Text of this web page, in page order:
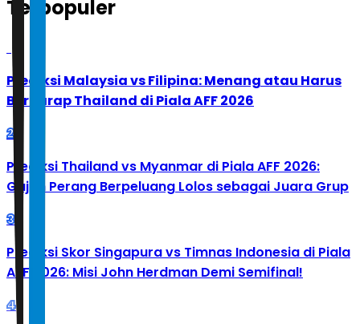
Terpopuler
Prediksi Malaysia vs Filipina: Menang atau Harus
Berharap Thailand di Piala AFF 2026
2
Prediksi Thailand vs Myanmar di Piala AFF 2026:
Gajah Perang Berpeluang Lolos sebagai Juara Grup
3
Prediksi Skor Singapura vs Timnas Indonesia di Piala
AFF 2026: Misi John Herdman Demi Semifinal!
4